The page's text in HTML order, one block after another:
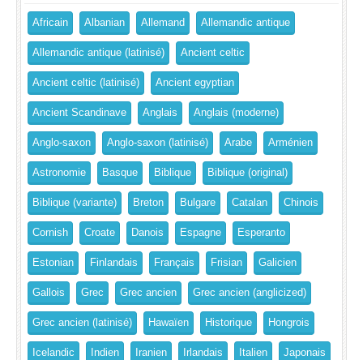
Africain Albanian Allemand Allemandic antique
Allemandic antique (latinisé) Ancient celtic
Ancient celtic (latinisé) Ancient egyptian
Ancient Scandinave Anglais Anglais (moderne)
Anglo-saxon Anglo-saxon (latinisé) Arabe Arménien
Astronomie Basque Biblique Biblique (original)
Biblique (variante) Breton Bulgare Catalan Chinois
Cornish Croate Danois Espagne Esperanto
Estonian Finlandais Français Frisian Galicien
Gallois Grec Grec ancien Grec ancien (anglicized)
Grec ancien (latinisé) Hawaïen Historique Hongrois
Icelandic Indien Iranien Irlandais Italien Japonais